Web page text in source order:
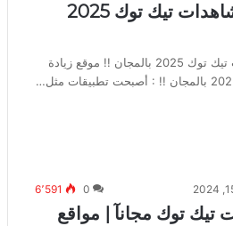
موقع زيادة مشاهدات تيك توك 2025
موقع زيادة مشاهدات تيك توك 2025 بالمجان !! موقع زيادة
0 6٬591
تيك توك مجانآ | مواقع